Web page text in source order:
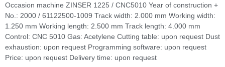
Occasion machine ZINSER 1225 / CNC5010 Year of construction +
No.: 2000 / 61122500-1009 Track width: 2.000 mm Working width:
1.250 mm Working length: 2.500 mm Track length: 4.000 mm
Control: CNC 5010 Gas: Acetylene Cutting table: upon request Dust
exhaustion: upon request Programming software: upon request
Price: upon request Delivery time: upon request